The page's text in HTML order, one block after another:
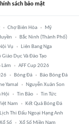
sách bảo mật
Chợ Biên Hòa
Mỹ
Bắc Ninh (thành Phố)
Vụ
Liên Bang Nga
Giáo Dục Và Đào Tạo
Lâm
AFF Cup 2026
Bóng Đá
Báo Bóng Đá
Yamal
Nguyễn Xuân Son
Hội Tin Bão
Tin Tức
Nam
Kết Quả Bóng Đá
Lịch Thi Đấu Ngoại Hạng Anh
Số Xổ Số Miền Nam